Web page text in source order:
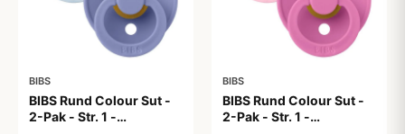
BIBS
BIBS Rund Colour Sut -
2-Pak - Str. 1 -
BIBS
BIBS Rund Colour Sut -
2-Pak - Str. 1 -